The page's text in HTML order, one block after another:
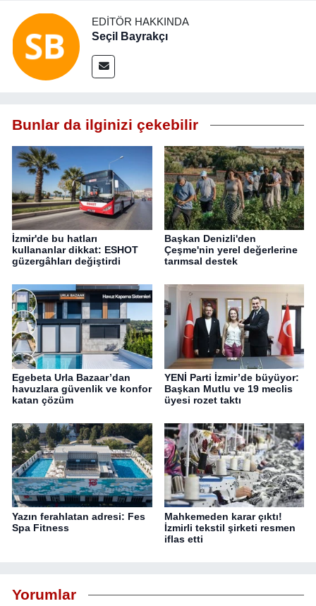
EDITÖR HAKKINDA
Seçil Bayrakçı
Bunlar da ilginizi çekebilir
İzmir'de bu hatları
kullananlar dikkat: ESHOT
güzergâhları değiştirdi
Başkan Denizli'den
Çeşme'nin yerel değerlerine
tarımsal destek
Egebeta Urla Bazaar’dan
havuzlara güvenlik ve konfor
katan çözüm
YENİ Parti İzmir’de büyüyor:
Başkan Mutlu ve 19 meclis
üyesi rozet taktı
Yazın ferahlatan adresi: Fes
Spa Fitness
Mahkemeden karar çıktı!
İzmirli tekstil şirketi resmen
iflas etti
Yorumlar